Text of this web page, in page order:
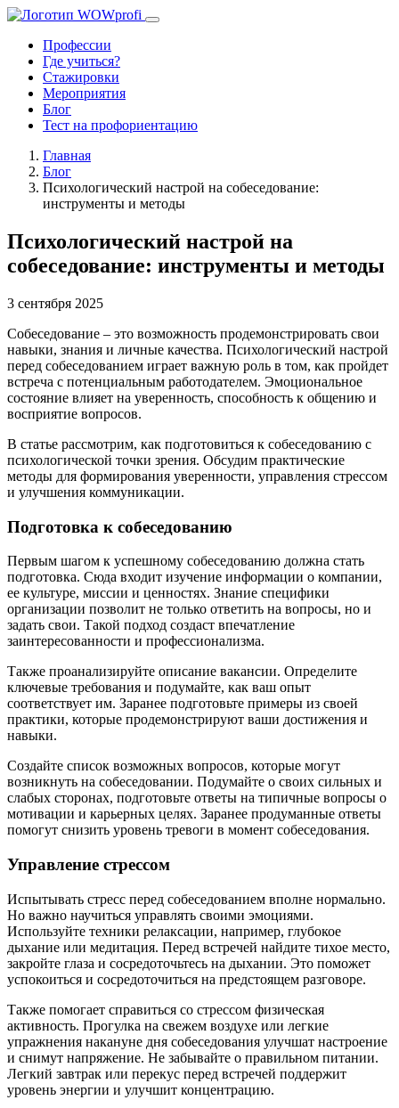
Профессии
Где учиться?
Стажировки
Мероприятия
Блог
Тест на профориентацию
Главная
Блог
Психологический настрой на собеседование:
инструменты и методы
Психологический настрой на
собеседование: инструменты и методы
3 сентября 2025
Собеседование – это возможность продемонстрировать свои
навыки, знания и личные качества. Психологический настрой
перед собеседованием играет важную роль в том, как пройдет
встреча с потенциальным работодателем. Эмоциональное
состояние влияет на уверенность, способность к общению и
восприятие вопросов.
В статье рассмотрим, как подготовиться к собеседованию с
психологической точки зрения. Обсудим практические
методы для формирования уверенности, управления стрессом
и улучшения коммуникации.
Подготовка к собеседованию
Первым шагом к успешному собеседованию должна стать
подготовка. Сюда входит изучение информации о компании,
ее культуре, миссии и ценностях. Знание специфики
организации позволит не только ответить на вопросы, но и
задать свои. Такой подход создаст впечатление
заинтересованности и профессионализма.
Также проанализируйте описание вакансии. Определите
ключевые требования и подумайте, как ваш опыт
соответствует им. Заранее подготовьте примеры из своей
практики, которые продемонстрируют ваши достижения и
навыки.
Создайте список возможных вопросов, которые могут
возникнуть на собеседовании. Подумайте о своих сильных и
слабых сторонах, подготовьте ответы на типичные вопросы о
мотивации и карьерных целях. Заранее продуманные ответы
помогут снизить уровень тревоги в момент собеседования.
Управление стрессом
Испытывать стресс перед собеседованием вполне нормально.
Но важно научиться управлять своими эмоциями.
Используйте техники релаксации, например, глубокое
дыхание или медитация. Перед встречей найдите тихое место,
закройте глаза и сосредоточьтесь на дыхании. Это поможет
успокоиться и сосредоточиться на предстоящем разговоре.
Также помогает справиться со стрессом физическая
активность. Прогулка на свежем воздухе или легкие
упражнения накануне дня собеседования улучшат настроение
и снимут напряжение. Не забывайте о правильном питании.
Легкий завтрак или перекус перед встречей поддержит
уровень энергии и улучшит концентрацию.